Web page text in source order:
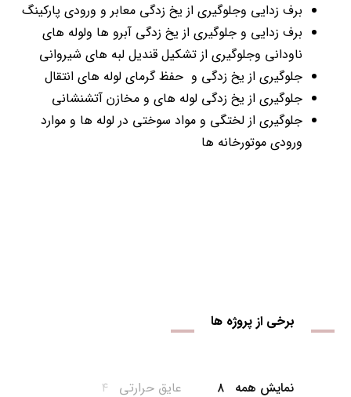
برف زدایی وجلوگیری از یخ زدگی معابر و ورودی پارکینگ
برف زدایی و جلوگیری از یخ زدگی آبرو ها ولوله های
ناودانی وجلوگیری از تشکیل قندیل لبه های شیروانی
جلوگیری از یخ زدگی و حفظ گرمای لوله های انتقال
جلوگیری از یخ زدگی لوله های و مخازن آتشنشانی
جلوگیری از لختگی و مواد سوختی در لوله ها و موارد
ورودی موتورخانه ها
برخی از پروژه ها
نمایش همه ۸ عایق حرارتی ۴